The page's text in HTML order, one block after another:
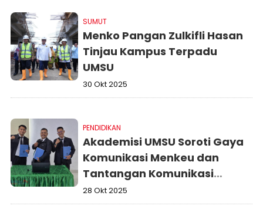
SUMUT
Menko Pangan Zulkifli Hasan
Tinjau Kampus Terpadu
UMSU
30 Okt 2025
PENDIDIKAN
Akademisi UMSU Soroti Gaya
Komunikasi Menkeu dan
Tantangan Komunikasi
Massa Digital Pemerintahan
28 Okt 2025